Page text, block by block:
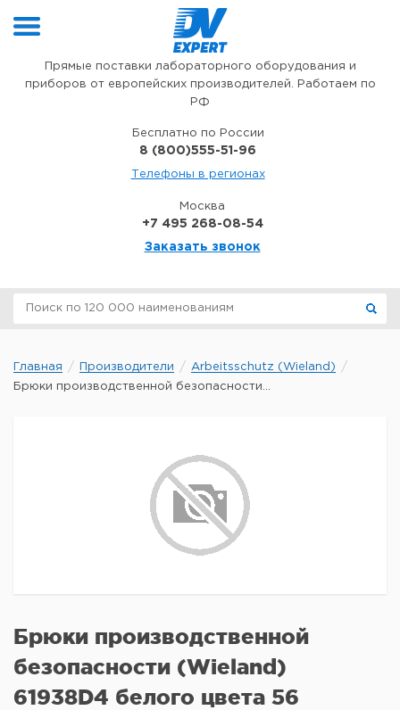
Прямые поставки лабораторного оборудования и
приборов от европейских производителей. Работаем по
РФ
Бесплатно по России
8 (800)555-51-96
Телефоны в регионах
Москва
+7 495 268-08-54
Заказать звонок
Главная Производители
Arbeitsschutz (Wieland)
Брюки производственной безопасности...
Брюки производственной
безопасности (Wieland)
61938D4 белого цвета 56